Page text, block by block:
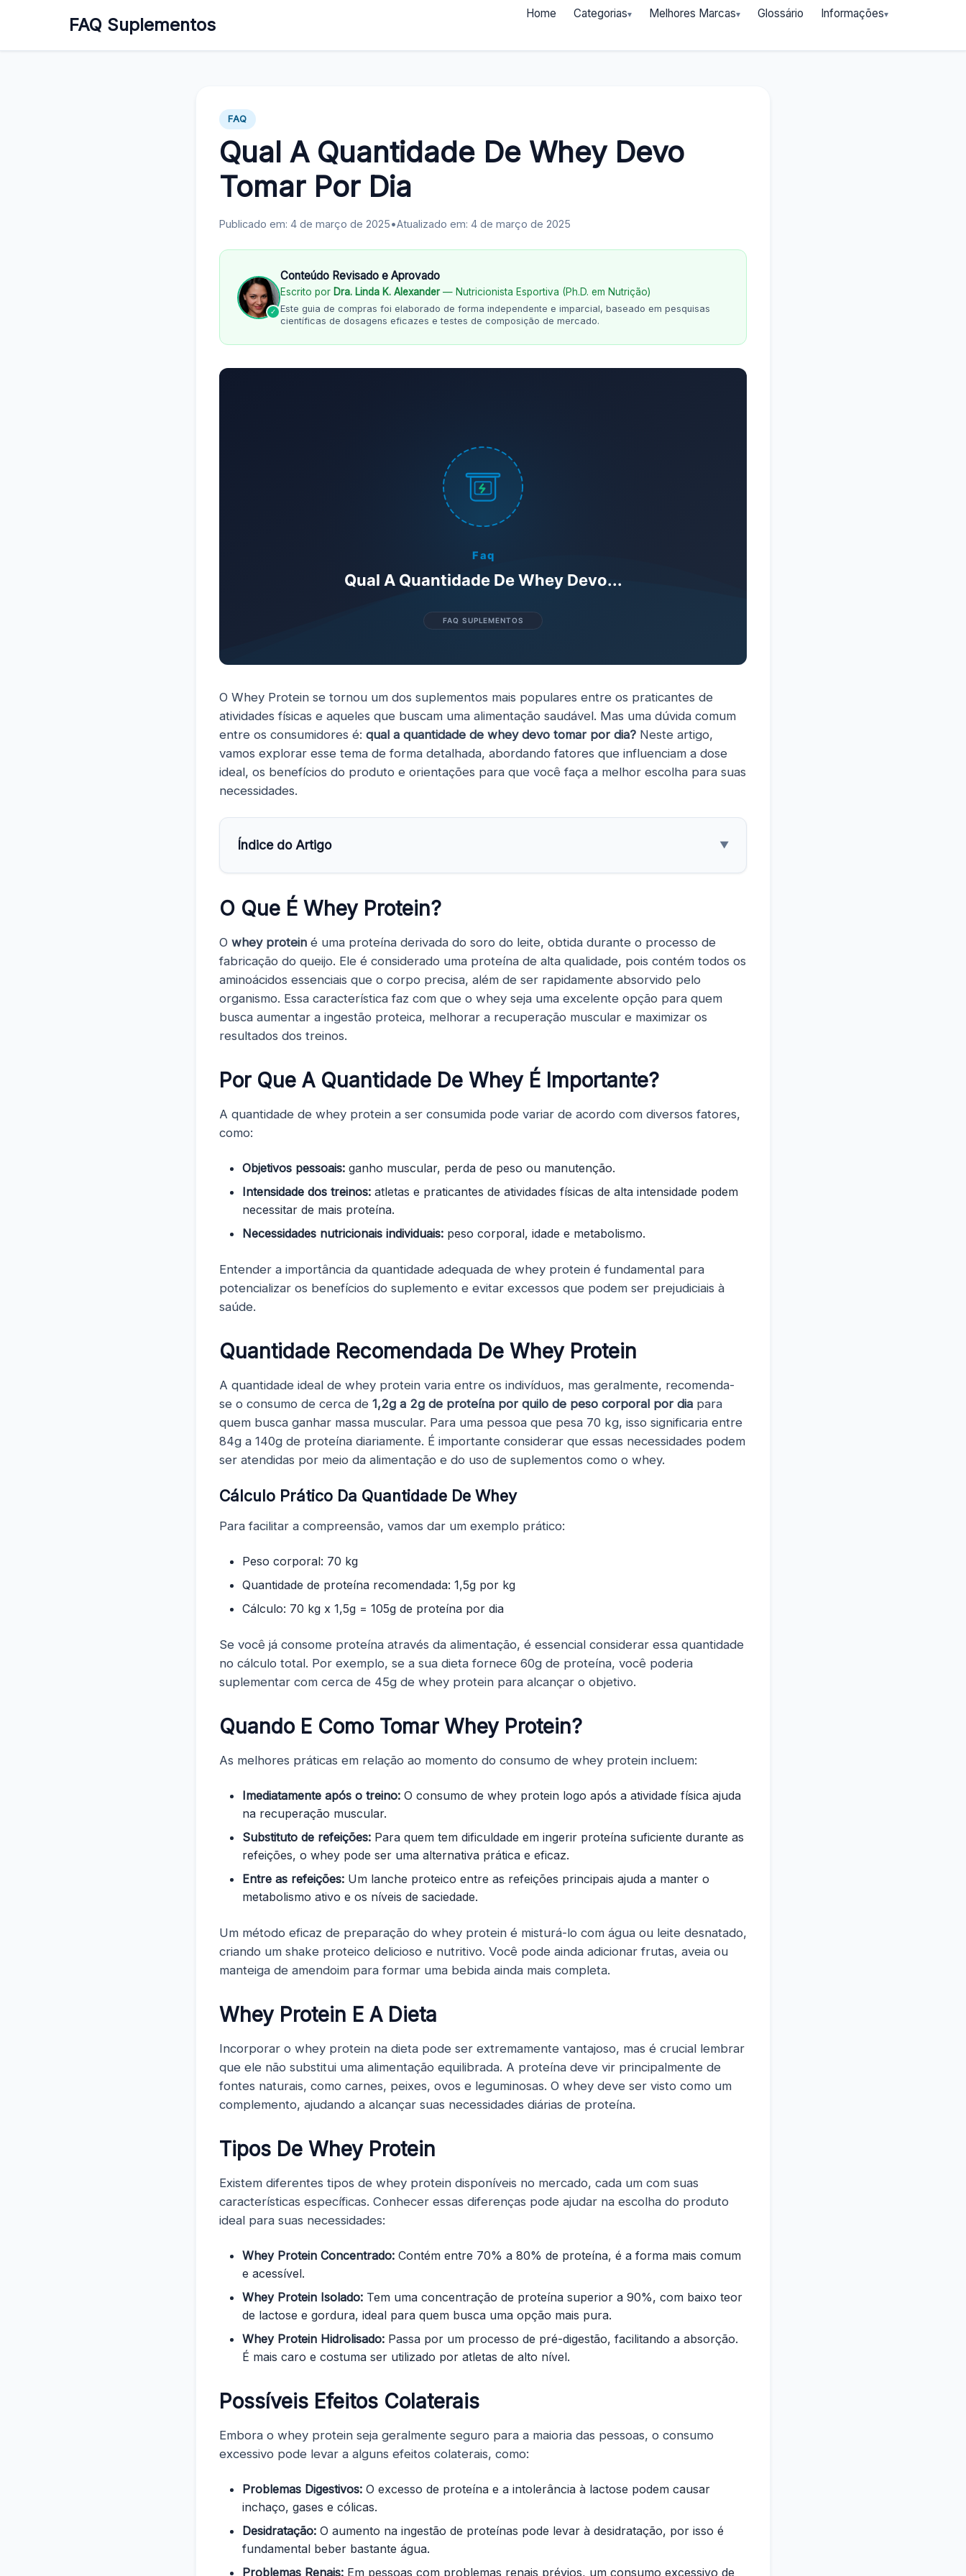
FAQ Suplementos
Home Categorias Melhores Marcas Glossário Informações
FAQ
Qual A Quantidade De Whey Devo
Tomar Por Dia
Publicado em: 4 de março de 2025•Atualizado em: 4 de março de 2025
✓
Conteúdo Revisado e Aprovado
Escrito por Dra. Linda K. Alexander— Nutricionista Esportiva (Ph.D. em Nutrição)
Este guia de compras foi elaborado de forma independente e imparcial, baseado em pesquisas
científicas de dosagens eficazes e testes de composição de mercado.
Faq
Qual A Quantidade De Whey Devo...
FAQ SUPLEMENTOS
O Whey Protein se tornou um dos suplementos mais populares entre os praticantes de
atividades físicas e aqueles que buscam uma alimentação saudável. Mas uma dúvida comum
entre os consumidores é: qual a quantidade de whey devo tomar por dia? Neste artigo,
vamos explorar esse tema de forma detalhada, abordando fatores que influenciam a dose
ideal, os benefícios do produto e orientações para que você faça a melhor escolha para suas
necessidades.
Índice do Artigo ▼
O Que É Whey Protein?
O whey protein é uma proteína derivada do soro do leite, obtida durante o processo de
fabricação do queijo. Ele é considerado uma proteína de alta qualidade, pois contém todos os
aminoácidos essenciais que o corpo precisa, além de ser rapidamente absorvido pelo
organismo. Essa característica faz com que o whey seja uma excelente opção para quem
busca aumentar a ingestão proteica, melhorar a recuperação muscular e maximizar os
resultados dos treinos.
Por Que A Quantidade De Whey É Importante?
A quantidade de whey protein a ser consumida pode variar de acordo com diversos fatores,
como:
Objetivos pessoais: ganho muscular, perda de peso ou manutenção.
Intensidade dos treinos: atletas e praticantes de atividades físicas de alta intensidade podem
necessitar de mais proteína.
Necessidades nutricionais individuais: peso corporal, idade e metabolismo.
Entender a importância da quantidade adequada de whey protein é fundamental para
potencializar os benefícios do suplemento e evitar excessos que podem ser prejudiciais à
saúde.
Quantidade Recomendada De Whey Protein
A quantidade ideal de whey protein varia entre os indivíduos, mas geralmente, recomenda-
se o consumo de cerca de 1,2g a 2g de proteína por quilo de peso corporal por dia para
quem busca ganhar massa muscular. Para uma pessoa que pesa 70 kg, isso significaria entre
84g a 140g de proteína diariamente. É importante considerar que essas necessidades podem
ser atendidas por meio da alimentação e do uso de suplementos como o whey.
Cálculo Prático Da Quantidade De Whey
Para facilitar a compreensão, vamos dar um exemplo prático:
Peso corporal: 70 kg
Quantidade de proteína recomendada: 1,5g por kg
Cálculo: 70 kg x 1,5g = 105g de proteína por dia
Se você já consome proteína através da alimentação, é essencial considerar essa quantidade
no cálculo total. Por exemplo, se a sua dieta fornece 60g de proteína, você poderia
suplementar com cerca de 45g de whey protein para alcançar o objetivo.
Quando E Como Tomar Whey Protein?
As melhores práticas em relação ao momento do consumo de whey protein incluem:
Imediatamente após o treino: O consumo de whey protein logo após a atividade física ajuda
na recuperação muscular.
Substituto de refeições: Para quem tem dificuldade em ingerir proteína suficiente durante as
refeições, o whey pode ser uma alternativa prática e eficaz.
Entre as refeições: Um lanche proteico entre as refeições principais ajuda a manter o
metabolismo ativo e os níveis de saciedade.
Um método eficaz de preparação do whey protein é misturá-lo com água ou leite desnatado,
criando um shake proteico delicioso e nutritivo. Você pode ainda adicionar frutas, aveia ou
manteiga de amendoim para formar uma bebida ainda mais completa.
Whey Protein E A Dieta
Incorporar o whey protein na dieta pode ser extremamente vantajoso, mas é crucial lembrar
que ele não substitui uma alimentação equilibrada. A proteína deve vir principalmente de
fontes naturais, como carnes, peixes, ovos e leguminosas. O whey deve ser visto como um
complemento, ajudando a alcançar suas necessidades diárias de proteína.
Tipos De Whey Protein
Existem diferentes tipos de whey protein disponíveis no mercado, cada um com suas
características específicas. Conhecer essas diferenças pode ajudar na escolha do produto
ideal para suas necessidades:
Whey Protein Concentrado: Contém entre 70% a 80% de proteína, é a forma mais comum
e acessível.
Whey Protein Isolado: Tem uma concentração de proteína superior a 90%, com baixo teor
de lactose e gordura, ideal para quem busca uma opção mais pura.
Whey Protein Hidrolisado: Passa por um processo de pré-digestão, facilitando a absorção.
É mais caro e costuma ser utilizado por atletas de alto nível.
Possíveis Efeitos Colaterais
Embora o whey protein seja geralmente seguro para a maioria das pessoas, o consumo
excessivo pode levar a alguns efeitos colaterais, como:
Problemas Digestivos: O excesso de proteína e a intolerância à lactose podem causar
inchaço, gases e cólicas.
Desidratação: O aumento na ingestão de proteínas pode levar à desidratação, por isso é
fundamental beber bastante água.
Problemas Renais: Em pessoas com problemas renais prévios, um consumo excessivo de